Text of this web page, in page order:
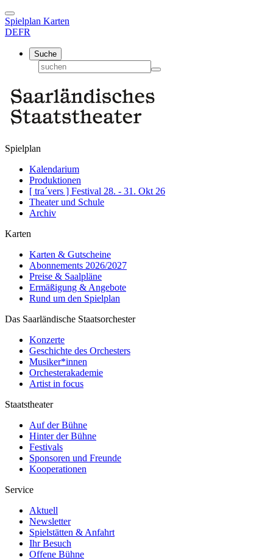
Spielplan Karten
DEFR
Suche
Spielplan
Kalendarium
Produktionen
[ tra´vers ] Festival 28. - 31. Okt 26
Theater und Schule
Archiv
Karten
Karten & Gutscheine
Abonnements 2026/2027
Preise & Saalpläne
Ermäßigung & Angebote
Rund um den Spielplan
Das Saarländische Staatsorchester
Konzerte
Geschichte des Orchesters
Musiker*innen
Orchesterakademie
Artist in focus
Staatstheater
Auf der Bühne
Hinter der Bühne
Festivals
Sponsoren und Freunde
Kooperationen
Service
Aktuell
Newsletter
Spielstätten & Anfahrt
Ihr Besuch
Offene Bühne